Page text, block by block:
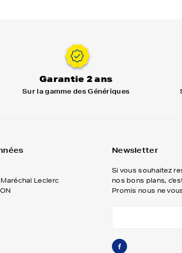
Garantie 2 ans
Sur la gamme des Génériques
Leclerc
Newsletter
Si vous souhaitez
nos bons plans,
Promis nous ne